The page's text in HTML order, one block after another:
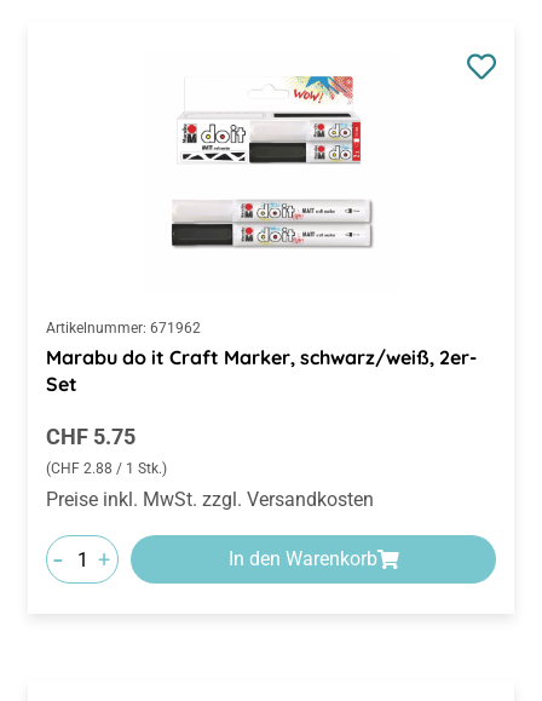
Artikelnummer: 671962
Marabu do it Craft Marker, schwarz/weiß, 2er-
Set
Regulärer Preis:
CHF 5.75
(CHF 2.88 / 1 Stk.)
Preise inkl. MwSt. zzgl. Versandkosten
- + In den Warenkorb